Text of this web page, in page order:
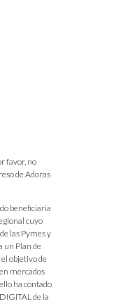
favor, no
de Adoras
beneficiaria
cuyo
las Pymes y
un Plan de
objetivo de
mercados
ha contado
de la